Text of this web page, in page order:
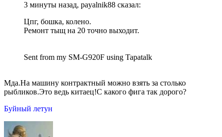
3 минуты назад, payalnik88 сказал:
Цпг, бошка, колено.
Ремонт тыщ на 20 точно выходит.
Sent from my SM-G920F using Tapatalk
Мда.На машину контрактный можно взять за столько
рыбликов.Это ведь китаец!С какого фига так дорого?
Буйный летун